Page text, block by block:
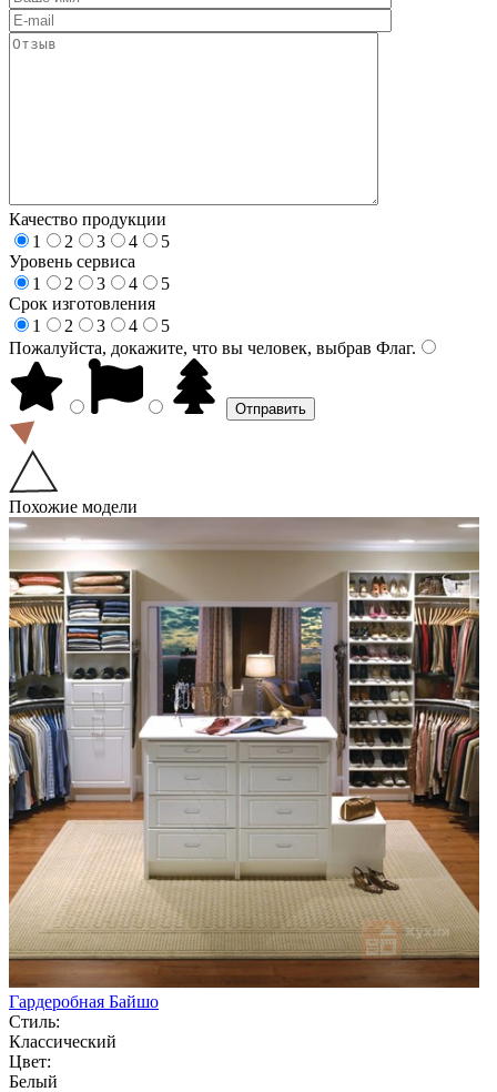
Качество продукции
1
2 3 4
5
Уровень сервиса
1
2 3 4
5
Срок изготовления
1
2 3 4
5
Пожалуйста, докажите, что вы человек, выбрав Флаг.
Похожие модели
Гардеробная Байшо
Стиль:
Классический
Цвет:
Белый